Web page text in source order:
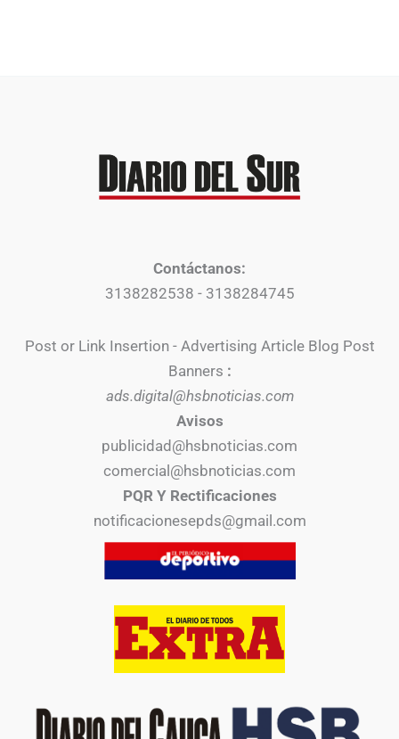
Contáctanos:
3138282538 - 3138284745
Post or Link Insertion - Advertising Article Blog Post
Banners :
ads.digital@hsbnoticias.com
Avisos
publicidad@hsbnoticias.com
comercial@hsbnoticias.com
PQR Y Rectificaciones
notificacionesepds@gmail.com